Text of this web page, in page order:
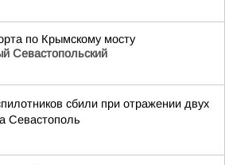
по Крымскому мосту
Севастопольский
сбили при отражении двух
Севастополь